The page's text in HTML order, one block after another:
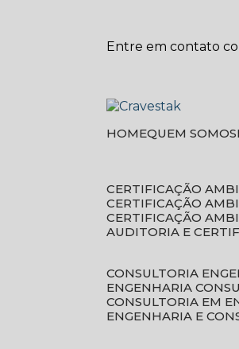
Entre em contato
HOME QUEM SOMOS
CERTIFICAÇÃO
CERTIFICAÇÃO
CERTIFICAÇÃO
AUDITORIA E
CONSULTORIA
ENGENHARIA
CONSULTORIA EM
ENGENHARIA E